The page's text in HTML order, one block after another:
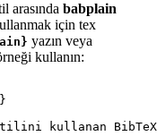
arasında babplain
için tex
yazın veya
kullanın:
}
kullanan